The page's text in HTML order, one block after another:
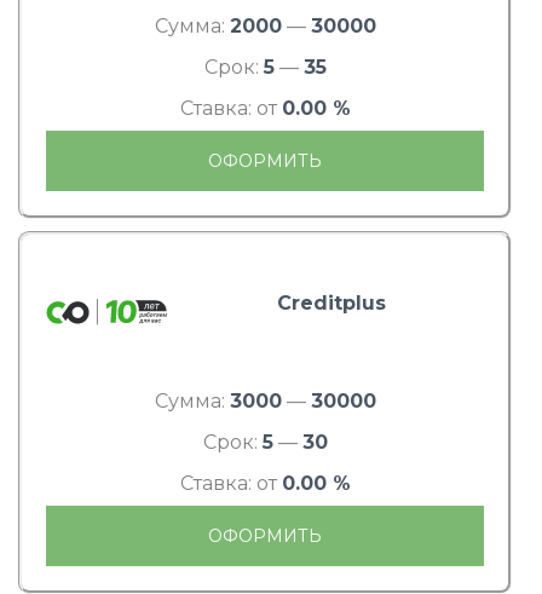
Сумма: 2000— 30000
Срок: 5— 35
Ставка: от 0.00 %
ОФОРМИТЬ
Creditplus
Сумма: 3000— 30000
Срок: 5— 30
Ставка: от 0.00 %
ОФОРМИТЬ